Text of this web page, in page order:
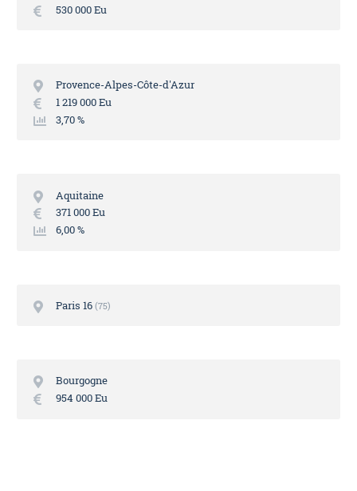
530 000 Eu
Provence-Alpes-Côte-d'Azur
1 219 000 Eu
3,70 %
Aquitaine
371 000 Eu
6,00 %
Paris 16 75
Bourgogne
954 000 Eu